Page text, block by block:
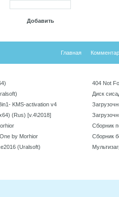
Добавить
Главная
KMS-activation v4
(Rus) [v.4\2018]
by Morhior
(Uralsoft)
404 Not
Диск
Сборник
Сборник
v12.0 by